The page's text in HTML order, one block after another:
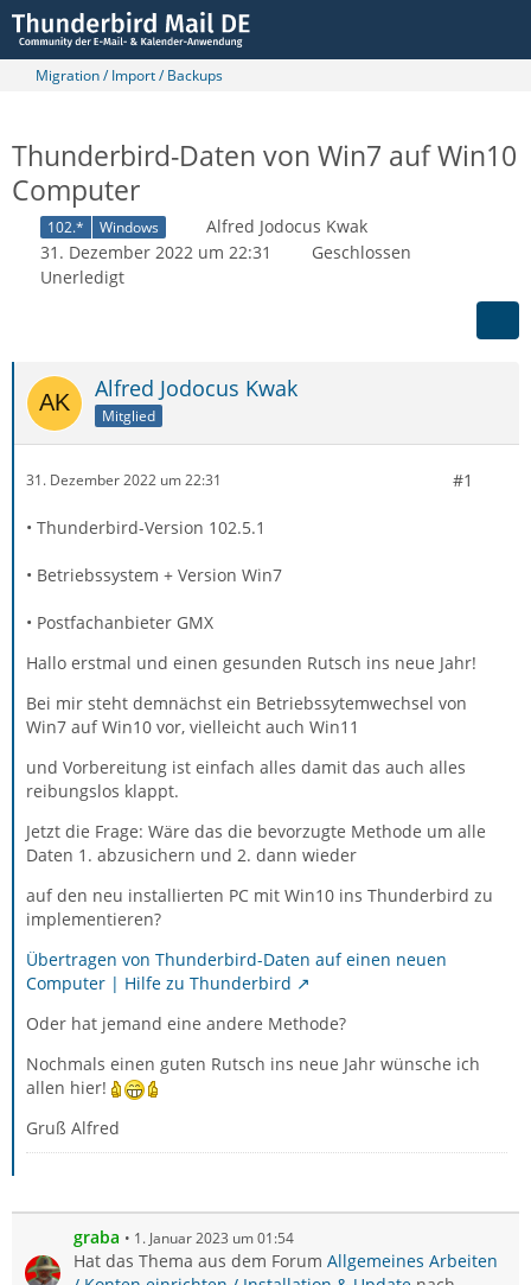
Migration / Import / Backups
Thunderbird-Daten von Win7 auf Win10
Computer
102.* Windows
Alfred Jodocus Kwak
31. Dezember 2022 um 22:31
Geschlossen
Unerledigt
Alfred Jodocus Kwak
Mitglied
31. Dezember 2022 um 22:31 #1
• Thunderbird-Version 102.5.1
• Betriebssystem + Version Win7
• Postfachanbieter GMX
Hallo erstmal und einen gesunden Rutsch ins neue Jahr!
Bei mir steht demnächst ein Betriebssytemwechsel von
Win7 auf Win10 vor, vielleicht auch Win11
und Vorbereitung ist einfach alles damit das auch alles
reibungslos klappt.
Jetzt die Frage: Wäre das die bevorzugte Methode um alle
Daten 1. abzusichern und 2. dann wieder
auf den neu installierten PC mit Win10 ins Thunderbird zu
implementieren?
Übertragen von Thunderbird-Daten auf einen neuen
Computer | Hilfe zu Thunderbird
Oder hat jemand eine andere Methode?
Nochmals einen guten Rutsch ins neue Jahr wünsche ich
allen hier!
Gruß Alfred
graba 1. Januar 2023 um 01:54
Hat das Thema aus dem Forum Allgemeines Arbeiten